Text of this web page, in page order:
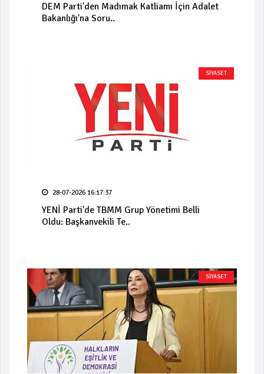
DEM Parti'den Madımak Katliamı İçin Adalet
Bakanlığı'na Soru..
SİYASET
28-07-2026 16:17:37
YENİ Parti'de TBMM Grup Yönetimi Belli
Oldu: Başkanvekili Te..
SİYASET